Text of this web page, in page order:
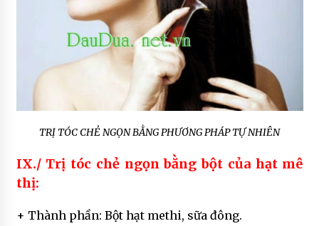
TRỊ TÓC CHẺ NGỌN BẰNG PHƯƠNG PHÁP TỰ NHIÊN
IX./ Trị tóc chẻ ngọn bằng bột của hạt mê
thị:
+ Thành phần: Bột hạt methi, sữa đông.